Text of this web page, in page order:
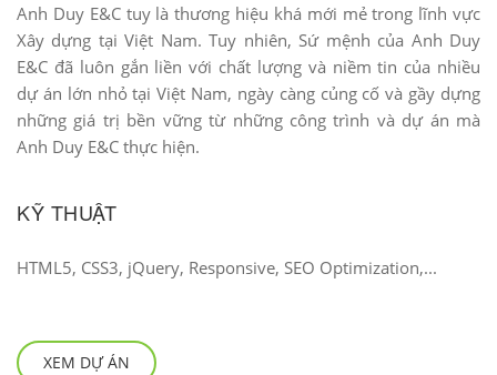
Anh Duy E&C tuy là thương hiệu khá mới mẻ trong lĩnh vực
Xây dựng tại Việt Nam. Tuy nhiên, Sứ mệnh của Anh Duy
E&C đã luôn gắn liền với chất lượng và niềm tin của nhiều
dự án lớn nhỏ tại Việt Nam, ngày càng củng cố và gầy dựng
những giá trị bền vững từ những công trình và dự án mà
Anh Duy E&C thực hiện.
KỸ THUẬT
HTML5, CSS3, jQuery, Responsive, SEO Optimization,...
XEM DỰ ÁN